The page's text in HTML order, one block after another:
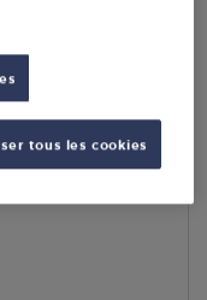
tous les cookies